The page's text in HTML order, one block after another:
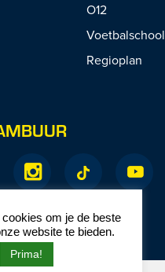
O12
Voetbalschool
Regioplan
om je de beste
website te bieden.
Prima!